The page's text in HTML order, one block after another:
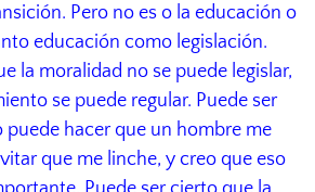
Pero no es o la educación o
educación como legislación.
la moralidad no se puede legislar,
se puede regular. Puede ser
puede hacer que un hombre me
que me linche, y creo que eso